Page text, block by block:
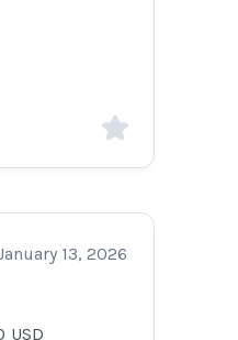
13, 2026
USD